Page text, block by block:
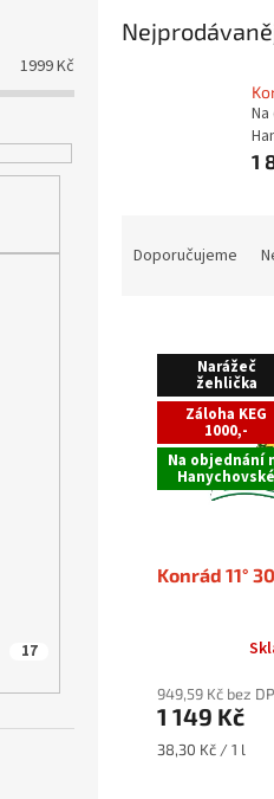
1999Kč
17
1
Doporučujeme
Narážeč
žehlička
Záloha KEG
1000,-
Na objednání
Hanychovské
Konrád 11°
949,59 Kč bez
1 149 Kč
Měrná
38,30 Kč / 1 l